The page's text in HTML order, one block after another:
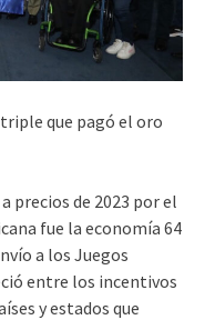
que pagó el oro
precios de 2023 por el
fue la economía 64
a los Juegos
entre los incentivos
y estados que